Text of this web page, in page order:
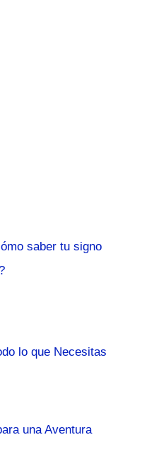
saber tu signo
lo que Necesitas
una Aventura